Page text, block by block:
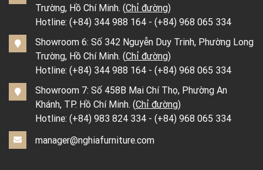
Trường, Hồ Chí Minh. (Chỉ đường)
Hotline: (+84) 344 988 164 - (+84) 968 065 334
Showroom 6: Số 342 Nguyễn Duy Trinh, Phường Long
Trường, Hồ Chí Minh. (Chỉ đường)
Hotline: (+84) 344 988 164 - (+84) 968 065 334
Showroom 7: Số 458B Mai Chí Thọ, Phường An
Khánh, TP. Hồ Chí Minh. (Chỉ đường)
Hotline: (+84) 983 824 334 - (+84) 968 065 334
manager@nghiafurniture.com